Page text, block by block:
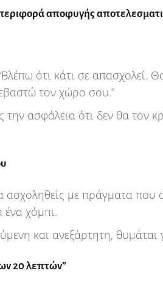
αποφυγής
ότι κάτι σε απασχολεί.
τον χώρο σου.”
την ασφάλεια ότι δεν θα τον
ασχοληθείς με πράγματα
ένα χόμπι.
και ανεξάρτητη, θυμάται
20 λεπτών”